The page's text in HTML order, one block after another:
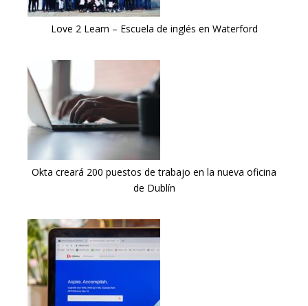
Love 2 Learn – Escuela de inglés en Waterford
Okta creará 200 puestos de trabajo en la nueva oficina
de Dublín